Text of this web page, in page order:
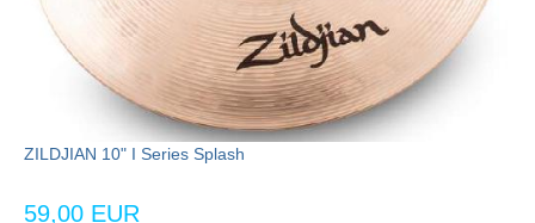
ZILDJIAN 10" I Series Splash
59,00 EUR